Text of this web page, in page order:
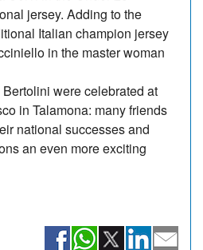
jersey. Adding to the
Italian champion jersey
in the master woman
were celebrated at
in Talamona: many friends
national successes and
an even more exciting